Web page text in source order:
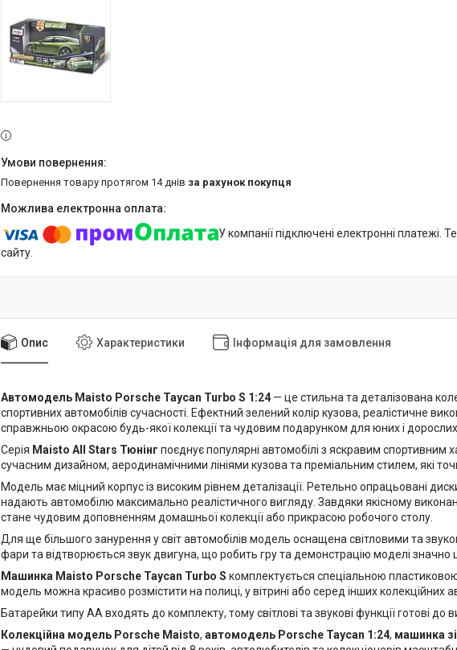
повернення товару протягом 14 днів за рахунок покупця
У компанії підключені електронні
сайту.
Опис Характеристики Інформація для замовлення
Автомодель Maisto Porsche Taycan Turbo S 1:24 — це стильна та деталізована
спортивних автомобілів сучасності. Ефектний зелений колір кузова, реалістичне
справжньою окрасою будь-якої колекції та чудовим подарунком для юних і дорослих
Серія Maisto All Stars Тюнінг поєднує популярні автомобілі з яскравим спортивним
сучасним дизайном, аеродинамічними лініями кузова та преміальним стилем, які
Модель має міцний корпус із високим рівнем деталізації. Ретельно опрацьовані
надають автомобілю максимально реалістичного вигляду. Завдяки якісному
стане чудовим доповненням домашньої колекції або прикрасою робочого столу.
Для ще більшого занурення у світ автомобілів модель оснащена світловими та
фари та відтворюється звук двигуна, що робить гру та демонстрацію моделі значно
Машинка Maisto Porsche Taycan Turbo S комплектується спеціальною
модель можна красиво розмістити на полиці, у вітрині або серед інших колекційних
Батарейки типу АА входять до комплекту, тому світлові та звукові функції готові до
Колекційна модель Porsche Maisto, автомодель Porsche Taycan 1:24, машинка